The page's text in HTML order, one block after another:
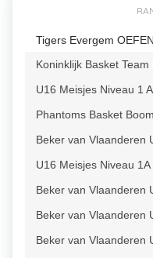
Tigers Evergem
Koninklijk Basket
U16 Meisjes Niveau 1
Phantoms Basket
Beker van Vlaanderen
U16 Meisjes Niveau
Beker van Vlaanderen
Beker van Vlaanderen
Beker van Vlaanderen